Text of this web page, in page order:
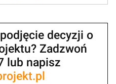
decyzji o
Zadzwoń
lub napisz